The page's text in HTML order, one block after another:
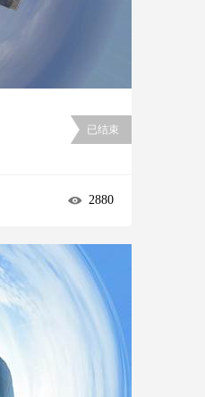
已结束
2880